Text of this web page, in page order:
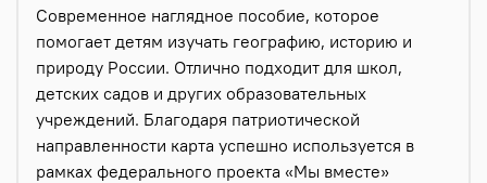
Современное наглядное пособие, которое
помогает детям изучать географию, историю и
природу России. Отлично подходит для школ,
детских садов и других образовательных
учреждений. Благодаря патриотической
направленности карта успешно используется в
рамках федерального проекта «Мы вместе»